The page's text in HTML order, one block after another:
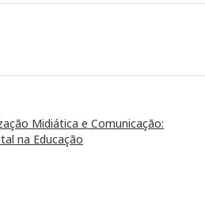
Midiática e Comunicação:
na Educação